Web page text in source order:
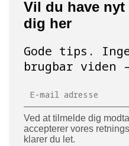
Vil du have
dig her
Gode tips.
brugbar viden
Ved at tilmelde dig
accepterer vores
klarer du let.